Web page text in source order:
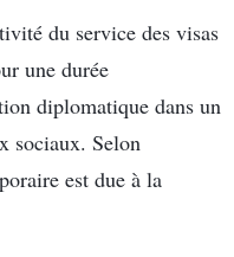
du service des visas
une durée
diplomatique dans un
sociaux. Selon
est due à la